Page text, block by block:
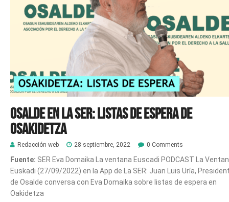
Osalde en la SER: Listas de espera de
Osakidetza
Redacción web 28 septiembre, 2022 0 Comments
Fuente: SER Eva Domaika La ventana Euscadi PODCAST La
Euskadi (27/09/2022) en la App de La SER: Juan Luis Uría,
de Osalde conversa con Eva Domaika sobre listas de espera en
Oakidetza